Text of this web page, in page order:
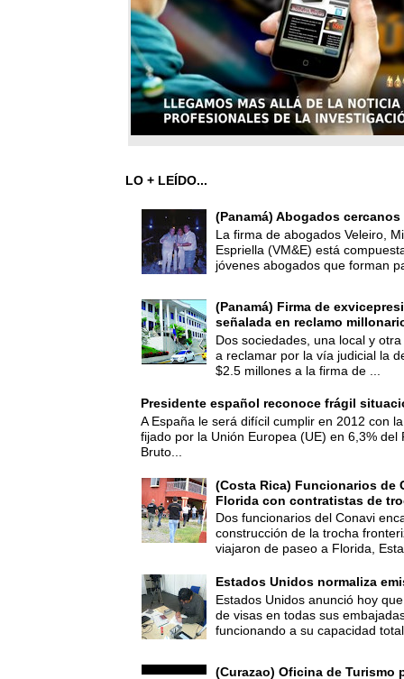
LO + LEÍDO...
(Panamá) Abogados
La firma de abogados Veleiro,
Espriella (VM&E) está
jóvenes abogados que forman
(Panamá) Firma de
señalada en reclamo
Dos sociedades, una local y
a reclamar por la vía judicial la
$2.5 millones a la firma de ...
Presidente español reconoce frágil
A España le será difícil cumplir en 2012 con
fijado por la Unión Europea (UE) en 6,3% del
Bruto...
(Costa Rica) Funcionarios de
Florida con contratistas de
Dos funcionarios del Conavi
construcción de la trocha
viajaron de paseo a Florida,
Estados Unidos normaliza
Estados Unidos anunció hoy
de visas en todas sus
funcionando a su capacidad
(Curazao) Oficina de Turismo